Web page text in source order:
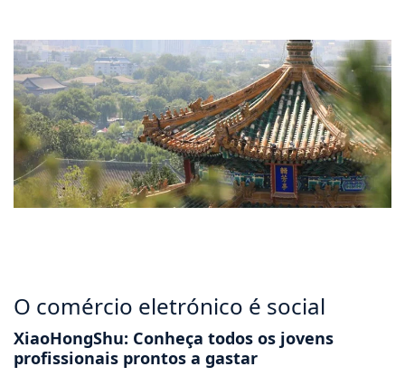
O comércio eletrónico é social
XiaoHongShu: Conheça todos os jovens
profissionais prontos a gastar